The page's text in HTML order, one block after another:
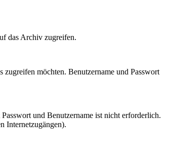
das Archiv zugreifen.
möchten. Benutzername und Passwort
und Benutzername ist nicht erforderlich.
Internetzugängen).